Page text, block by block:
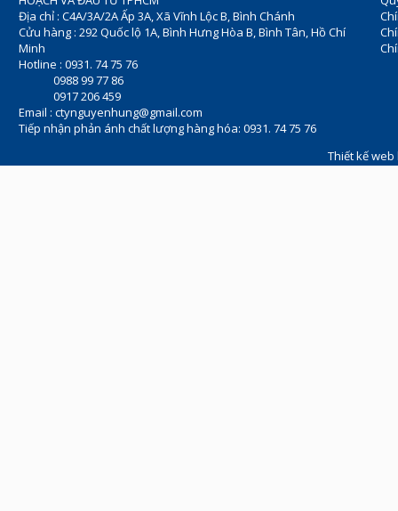
Địa chỉ : C4A/3A/2A Ấp 3A, Xã Vĩnh Lộc B, Bình Chánh
Cửu hàng : 292 Quốc lộ 1A, Bình Hưng Hòa B, Bình Tân, Hồ Chí
Minh
Hotline : 0931. 74 75 76
0988 99 77 86
0917 206 459
Email : ctynguyenhung@gmail.com
Tiếp nhận phản ánh chất lượng hàng hóa: 0931. 74 75 76
Thiết kế web